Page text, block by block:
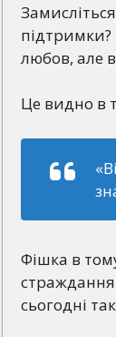
любов, але
Це видно в
Фішка в
сьогодні